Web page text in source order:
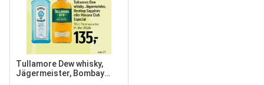
Tullamore Dew whisky,
Jägermeister, Bombay